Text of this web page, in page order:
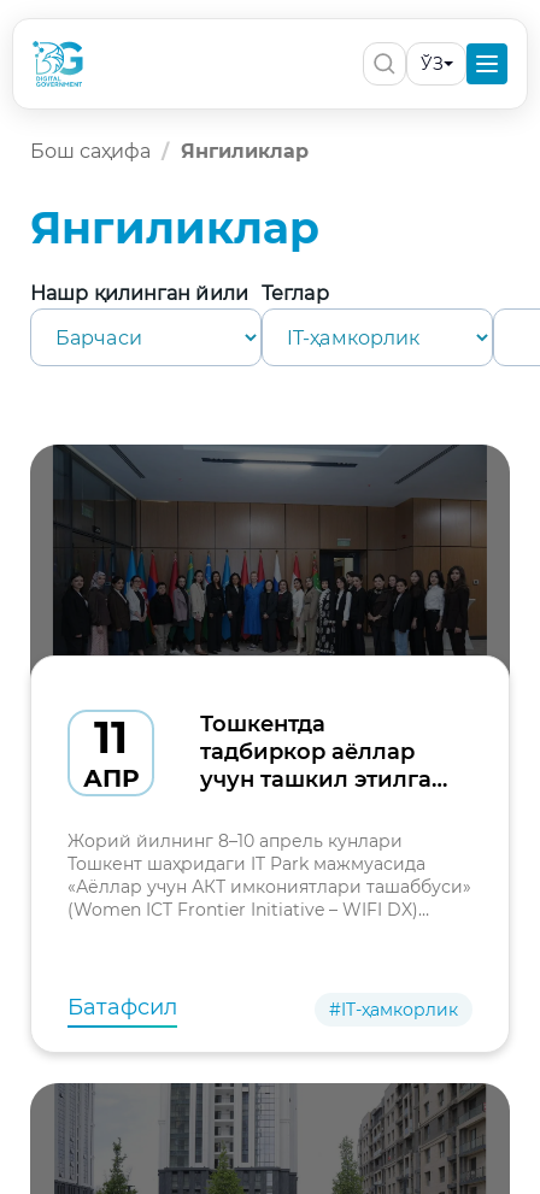
ЎЗ
Бош саҳифа Янгиликлар
Янгиликлар
Нашр қилинган йили Теглар
11
АПР
Тошкентда
тадбиркор аёллар
учун ташкил этилган
муваффақиятли
якунланди
Жорий йилнинг 8–10 апрель кунлари
Тошкент шаҳридаги IT Park мажмуасида
«Аёллар учун АКТ имкониятлари ташаббуси»
(Women ICT Frontier Initiative – WIFI DX)
Батафсил #IT-ҳамкорлик